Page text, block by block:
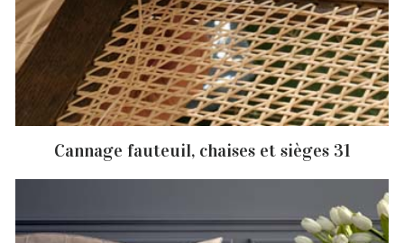
Cannage fauteuil, chaises et sièges 31